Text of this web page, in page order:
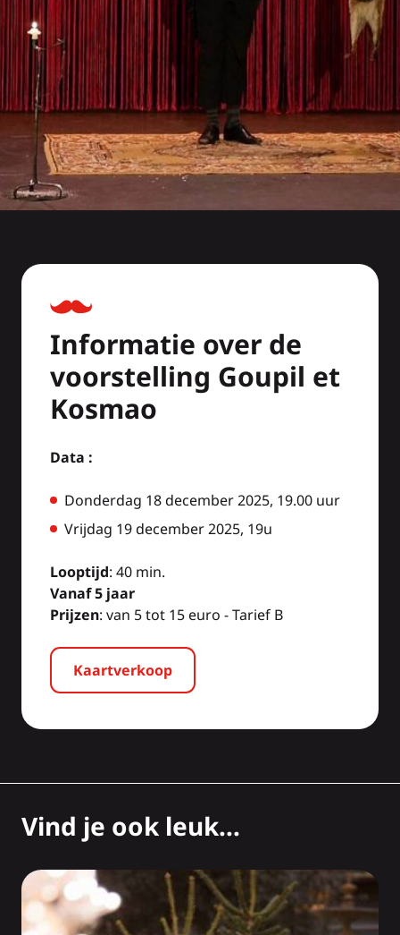
Informatie over de
voorstelling Goupil et
Kosmao
Data :
Donderdag 18 december 2025, 19.00 uur
Vrijdag 19 december 2025, 19u
Looptijd: 40 min.
Vanaf 5 jaar
Prijzen: van 5 tot 15 euro - Tarief B
Kaartverkoop
Vind je ook leuk...